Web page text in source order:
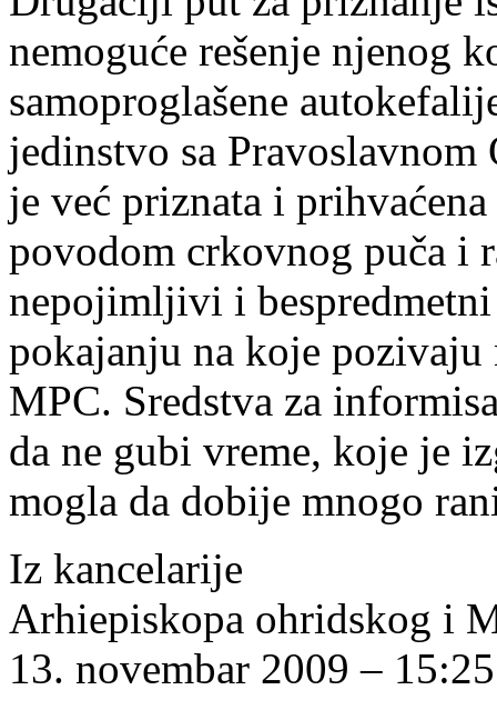
nemoguće rešenje njenog
samoproglašene
jedinstvo sa
je već priznata i
povodom crkovnog puča i
nepojimljivi i
pokajanju na koje
MPC. Sredstva za
da ne gubi vreme, koje je
mogla da dobije mnogo
Iz kancelarije
Arhiepiskopa ohridskog i
13. novembar 2009 – 15:25